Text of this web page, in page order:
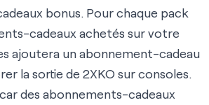
bonus. Pour chaque pack
cadeaux achetés sur votre
ajoutera un abonnement-cadeau
la sortie de 2XKO sur consoles.
des abonnements-cadeaux